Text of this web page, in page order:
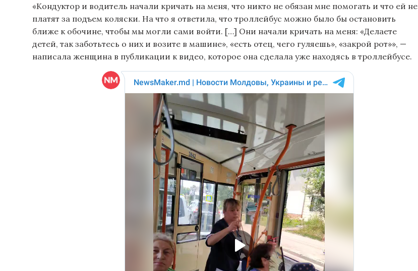
«Кондуктор и водитель начали кричать на меня, что никто не обязан мне помогать и что ей не
платят за подъем коляски. На что я ответила, что троллейбус можно было бы остановить
ближе к обочине, чтобы мы могли сами войти. […] Они начали кричать на меня: «Делаете
детей, так заботьтесь о них и возите в машине», «есть отец, чего гуляешь», «закрой рот»», —
написала женщина в публикации к видео, которое она сделала уже находясь в троллейбусе.